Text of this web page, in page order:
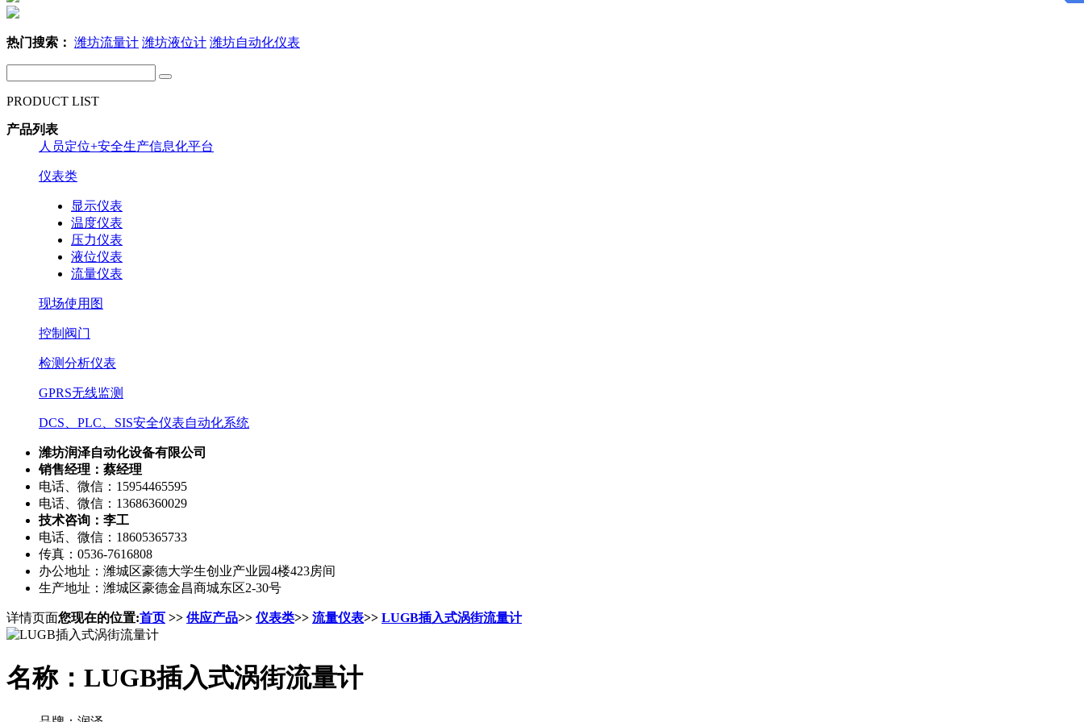
热门搜索： 潍坊流量计 潍坊液位计 潍坊自动化仪表
PRODUCT LIST
产品列表
人员定位+安全生产信息化平台
仪表类
显示仪表
温度仪表
压力仪表
液位仪表
流量仪表
现场使用图
控制阀门
检测分析仪表
GPRS无线监测
DCS、PLC、SIS安全仪表自动化系统
潍坊润泽自动化设备有限公司
销售经理：蔡经理
电话、微信：15954465595
电话、微信：13686360029
技术咨询：李工
电话、微信：18605365733
传真：0536-7616808
办公地址：潍城区豪德大学生创业产业园4楼423房间
生产地址：潍城区豪德金昌商城东区2-30号
详情页面您现在的位置:首页 >> 供应产品>> 仪表类>> 流量仪表>> LUGB插入式涡街流量计
名称：LUGB插入式涡街流量计